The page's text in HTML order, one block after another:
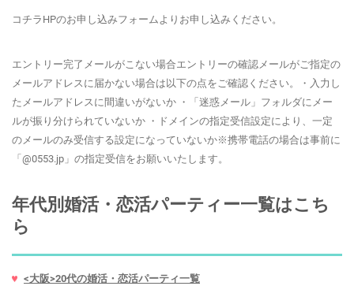
コチラHPのお申し込みフォームよりお申し込みください。
エントリー完了メールがこない場合エントリーの確認メールがご指定の
メールアドレスに届かない場合は以下の点をご確認ください。・入力し
たメールアドレスに間違いがないか ・「迷惑メール」フォルダにメー
ルが振り分けられていないか ・ドメインの指定受信設定により、一定
のメールのみ受信する設定になっていないか※携帯電話の場合は事前に
「@0553.jp」の指定受信をお願いいたします。
年代別婚活・恋活パーティー一覧はこち
ら
<大阪>20代の婚活・恋活パーティ一覧